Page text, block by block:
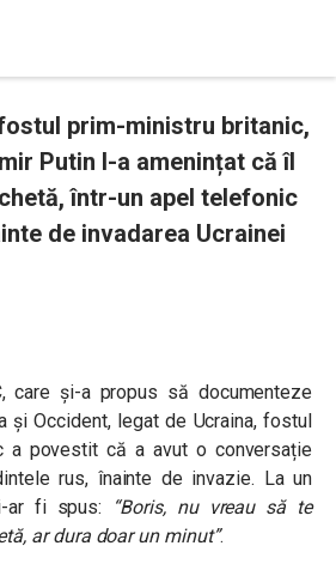
prim-ministru britanic,
Putin l-a amenințat că îl
într-un apel telefonic
de invadarea Ucrainei
care și-a propus să documenteze
și Occident, legat de Ucraina, fostul
a povestit că a avut o conversație
rus, înainte de invazie. La un
ar fi spus:
“Boris, nu vreau să te
ar dura doar un minut”.